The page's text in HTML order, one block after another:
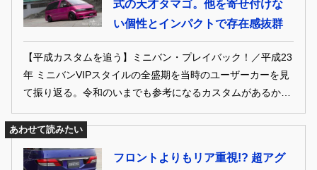
式の天才タマゴ。他を寄せ付けな
い個性とインパクトで存在感抜群
【平成カスタムを追う】ミニバン・プレイバック！／平成23
年 ミニバンVIPスタイルの全盛期を当時のユーザーカーを見
て振り返る。令和のいまでも参考になるカスタムがあるか
カスタムグラフィックで、懐かしさ満点の超インパクトスタ
あわせて読みたい
フロントよりもリア重視!? 超アグ